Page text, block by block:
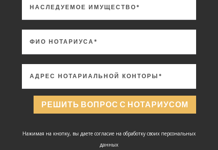
РЕШИТЬ ВОПРОС С НОТАРИУСОМ
Нажимая на кнопку, вы даете согласие на обработку своих персональных
данных